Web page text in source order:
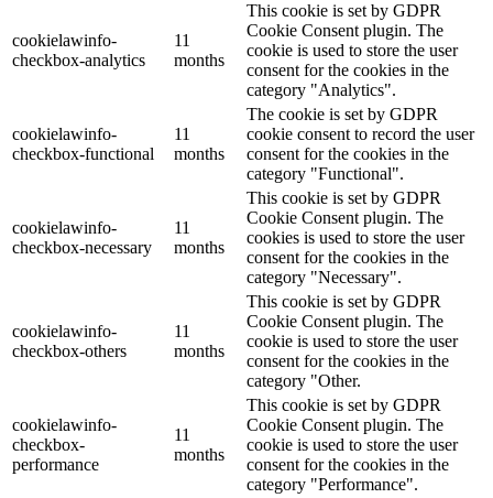
cookielawinfo-
checkbox-analytics
11
months
This cookie is set by GDPR
Cookie Consent plugin. The
cookie is used to store the user
consent for the cookies in the
category "Analytics".
cookielawinfo-
checkbox-functional
11
months
The cookie is set by GDPR
cookie consent to record the user
consent for the cookies in the
category "Functional".
cookielawinfo-
checkbox-necessary
11
months
This cookie is set by GDPR
Cookie Consent plugin. The
cookies is used to store the user
consent for the cookies in the
category "Necessary".
cookielawinfo-
checkbox-others
11
months
This cookie is set by GDPR
Cookie Consent plugin. The
cookie is used to store the user
consent for the cookies in the
category "Other.
cookielawinfo-
checkbox-
performance
11
months
This cookie is set by GDPR
Cookie Consent plugin. The
cookie is used to store the user
consent for the cookies in the
category "Performance".